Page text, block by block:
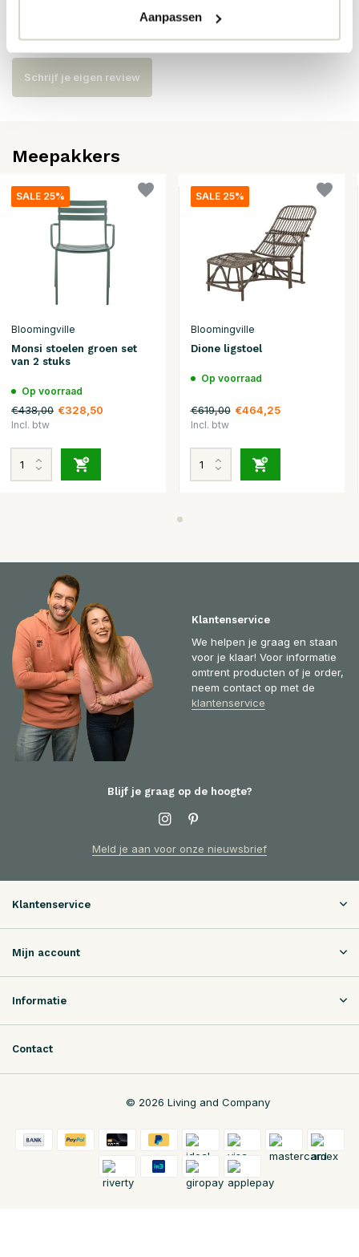
Aanpassen
Er zijn nog geen reviews geschreven over dit product..
Schrijf je eigen review
Meepakkers
SALE 25%
Bloomingville
Monsi stoelen groen set
van 2 stuks
Op voorraad
€438,00 €328,50
Incl. btw
SALE 25%
Bloomingville
Dione ligstoel
Op voorraad
€619,00 €464,25
Incl. btw
Klantenservice
We helpen je graag en staan
voor je klaar! Voor informatie
omtrent producten of je order,
neem contact op met de
klantenservice
Blijf je graag op de hoogte?
Meld je aan voor onze nieuwsbrief
Klantenservice
Mijn account
Informatie
Contact
© 2026 Living and Company